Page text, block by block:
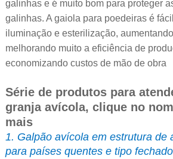
galinhas e é muito bom para proteger
galinhas. A gaiola para poedeiras é
iluminação e esterilização,
melhorando muito a eficiência de
economizando custos de mão de obra
Série de produtos para
granja avícola, clique no
mais
1. Galpão avícola em estrutura de
para países quentes e tipo